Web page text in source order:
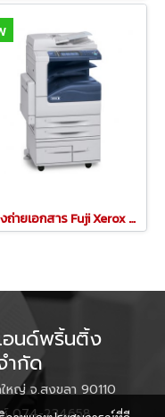
เครื่องถ่ายเอกสาร Fuji Xerox 5325/5330/5335
อนด์พริ้นติ้ง
ำกัด
หญ่ จ.สงขลา 90110